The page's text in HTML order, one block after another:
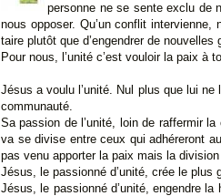
personne ne se sente exclu de
nous opposer. Qu’un conflit
taire plutôt que d’engendrer de nouvelles
Pour nous, l’unité c’est vouloir la paix à
Jésus a voulu l’unité. Nul plus que lui
communauté.
Sa passion de l’unité, loin de raffermir
va se divise entre ceux qui adhéreront
pas venu apporter la paix mais la
Jésus, le passionné d’unité, crée le plus
Jésus, le passionné d’unité, engendre